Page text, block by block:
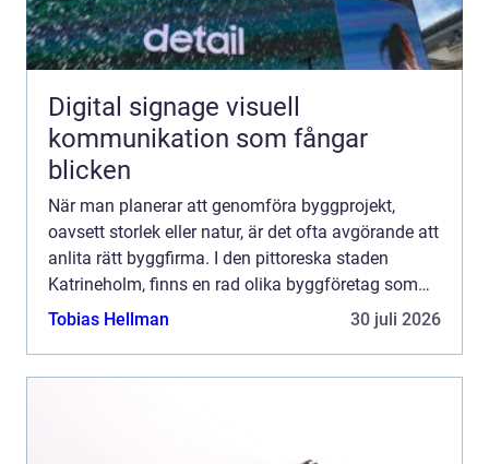
Digital signage visuell
kommunikation som fångar
blicken
När man planerar att genomföra byggprojekt,
oavsett storlek eller natur, är det ofta avgörande att
anlita rätt byggfirma. I den pittoreska staden
Katrineholm, finns en rad olika byggföretag som
erbjuder sina tjänste...
Tobias Hellman 30 juli 2026